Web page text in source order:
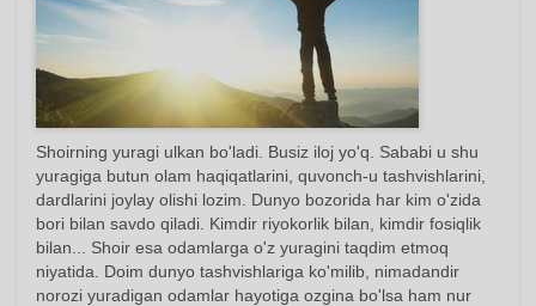
Shoirning yuragi ulkan bo'ladi. Busiz iloj yo'q. Sababi u shu
yuragiga butun olam haqiqatlarini, quvonch-u tashvishlarini,
dardlarini joylay olishi lozim. Dunyo bozorida har kim o'zida
bori bilan savdo qiladi. Kimdir riyokorlik bilan, kimdir fosiqlik
bilan... Shoir esa odamlarga o'z yuragini taqdim etmoq
niyatida. Doim dunyo tashvishlariga ko'milib, nimadandir
norozi yuradigan odamlar hayotiga ozgina bo'lsa ham nur